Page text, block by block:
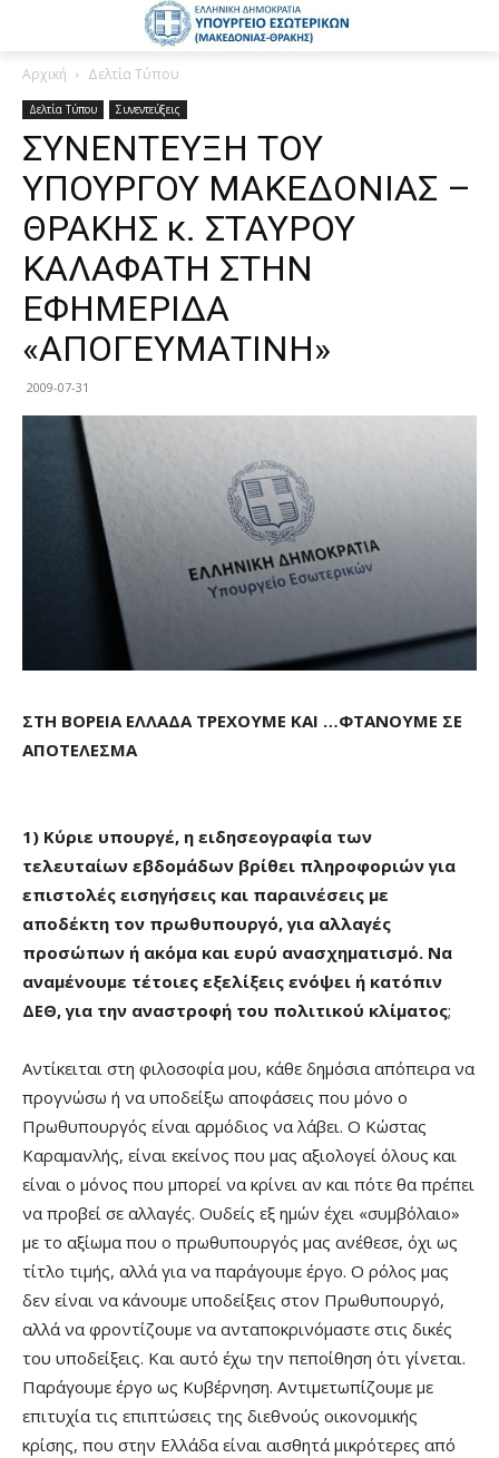
Αρχική Δελτία Τύπου
Δελτία Τύπου Συνεντεύξεις
ΣΥΝΕΝΤΕΥΞΗ ΤΟΥ
ΥΠΟΥΡΓΟΥ ΜΑΚΕΔΟΝΙΑΣ –
ΘΡΑΚΗΣ κ. ΣΤΑΥΡΟΥ
ΚΑΛΑΦΑΤΗ ΣΤΗΝ
ΕΦΗΜΕΡΙΔΑ
«ΑΠΟΓΕΥΜΑΤΙΝΗ»
2009-07-31
ΣΤΗ ΒΟΡΕΙΑ ΕΛΛΑΔΑ ΤΡΕΧΟΥΜΕ ΚΑΙ …ΦΤΑΝΟΥΜΕ ΣΕ
ΑΠΟΤΕΛΕΣΜΑ
1) Κύριε υπουργέ, η ειδησεογραφία των
τελευταίων εβδομάδων βρίθει πληροφοριών για
επιστολές εισηγήσεις και παραινέσεις με
αποδέκτη τον πρωθυπουργό, για αλλαγές
προσώπων ή ακόμα και ευρύ ανασχηματισμό. Να
αναμένουμε τέτοιες εξελίξεις ενόψει ή κατόπιν
ΔΕΘ, για την αναστροφή του πολιτικού κλίματος;
Αντίκειται στη φιλοσοφία μου, κάθε δημόσια απόπειρα να
προγνώσω ή να υποδείξω αποφάσεις που μόνο ο
Πρωθυπουργός είναι αρμόδιος να λάβει. Ο Κώστας
Καραμανλής, είναι εκείνος που μας αξιολογεί όλους και
είναι ο μόνος που μπορεί να κρίνει αν και πότε θα πρέπει
να προβεί σε αλλαγές. Ουδείς εξ ημών έχει «συμβόλαιο»
με το αξίωμα που ο πρωθυπουργός μας ανέθεσε, όχι ως
τίτλο τιμής, αλλά για να παράγουμε έργο. Ο ρόλος μας
δεν είναι να κάνουμε υποδείξεις στον Πρωθυπουργό,
αλλά να φροντίζουμε να ανταποκρινόμαστε στις δικές
του υποδείξεις. Και αυτό έχω την πεποίθηση ότι γίνεται.
Παράγουμε έργο ως Κυβέρνηση. Αντιμετωπίζουμε με
επιτυχία τις επιπτώσεις της διεθνούς οικονομικής
κρίσης, που στην Ελλάδα είναι αισθητά μικρότερες από